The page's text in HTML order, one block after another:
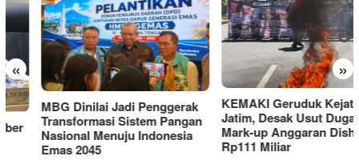
« »
MBG Dinilai Jadi Penggerak
Transformasi Sistem Pangan
Nasional Menuju Indonesia
Emas 2045
KEMAKI Geruduk Kejati
Jatim, Desak Usut Dugaan
Mark-up Anggaran Dishub
Rp111 Miliar